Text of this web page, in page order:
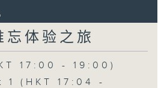
忘体验之旅
17:00 - 19:00)
1 (HKT 17:04 -